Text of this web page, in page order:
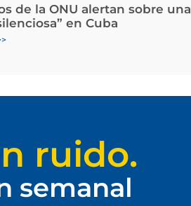
de la ONU alertan sobre una
en Cuba
ruido.
semanal